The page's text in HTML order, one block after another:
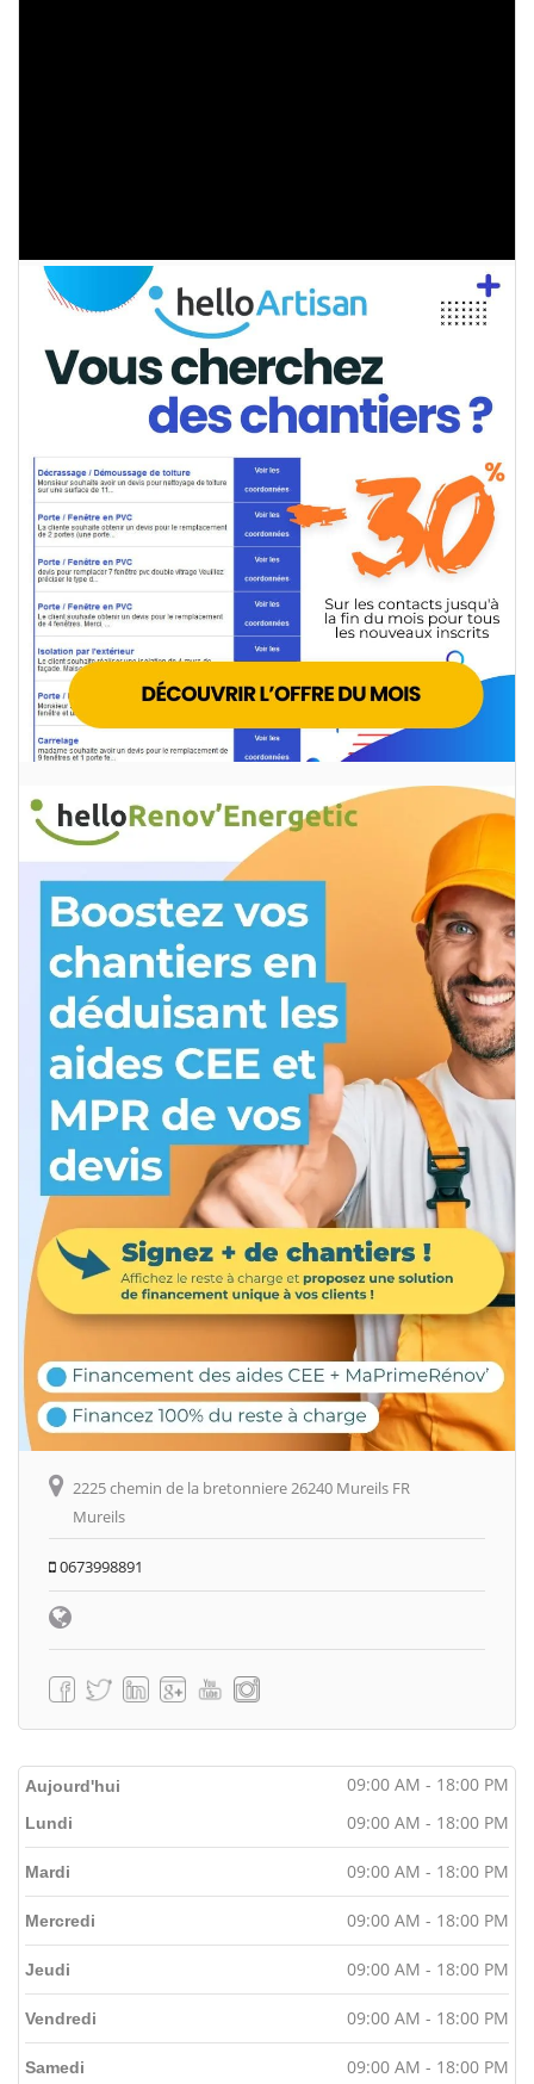
2225 chemin de la bretonniere 26240 Mureils FR
Mureils
0673998891
Aujourd'hui 09:00 AM - 18:00 PM
Lundi 09:00 AM - 18:00 PM
Mardi 09:00 AM - 18:00 PM
Mercredi 09:00 AM - 18:00 PM
Jeudi 09:00 AM - 18:00 PM
Vendredi 09:00 AM - 18:00 PM
Samedi 09:00 AM - 18:00 PM